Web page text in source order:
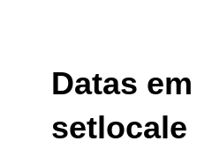
Datas
setlocale